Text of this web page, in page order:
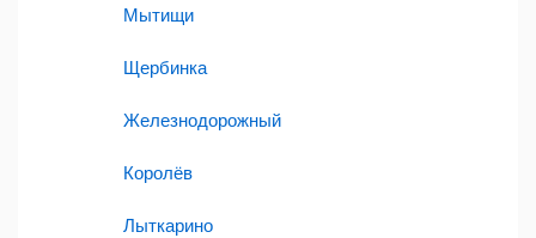
Мытищи
Щербинка
Железнодорожный
Королёв
Лыткарино